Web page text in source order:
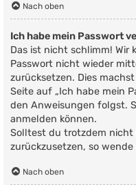
Nach oben
Ich habe mein Passwort
Das ist nicht schlimm! Wir
Passwort nicht wieder
zurücksetzen. Dies
Seite auf „Ich habe mein
den Anweisungen folgst.
anmelden können.
Solltest du trotzdem nicht
zurückzusetzen, so
Nach oben